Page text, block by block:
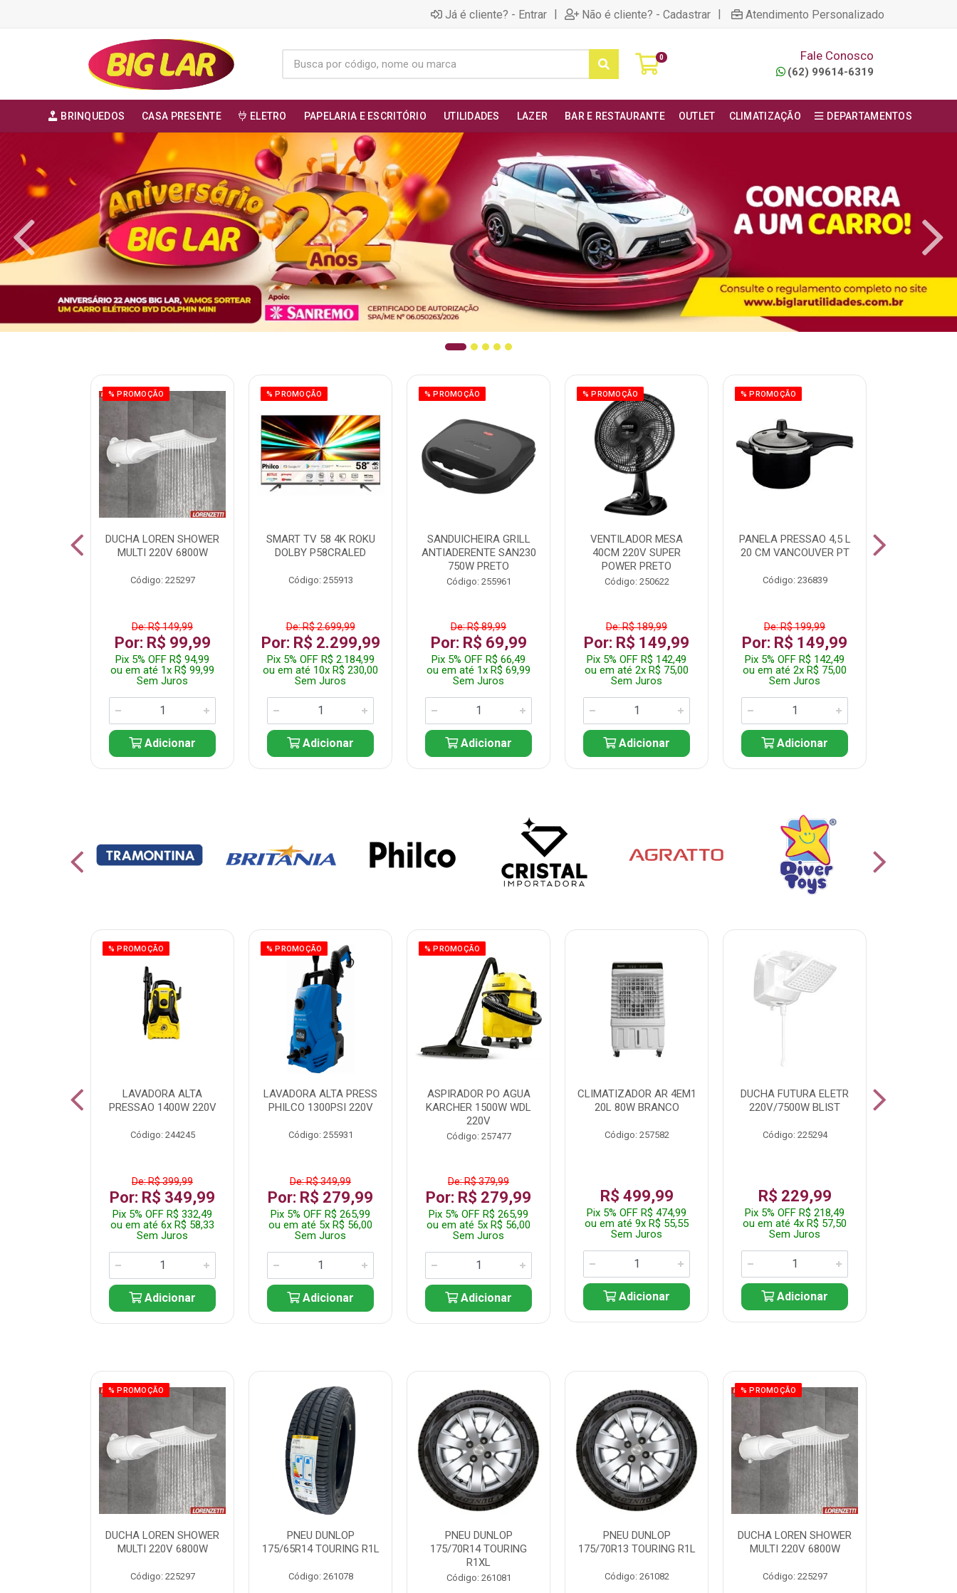
Já é cliente? - Entrar | Não é cliente? - Cadastrar | Atendimento Personalizado
0 Fale Conosco
(62) 99614-6319
BRINQUEDOS CASA PRESENTE ELETRO PAPELARIA E ESCRITÓRIO UTILIDADES LAZER BAR E RESTAURANTE OUTLET CLIMATIZAÇÃO DEPARTAMENTOS
% PROMOÇÃO
DUCHA LOREN SHOWER
MULTI 220V 6800W
Código: 225297
De: R$ 149,99
Por: R$ 99,99
Pix 5% OFF R$ 94,99
ou em até 1x R$ 99,99
Sem Juros
Adicionar
% PROMOÇÃO
SMART TV 58 4K ROKU
DOLBY P58CRALED
Código: 255913
De: R$ 2.699,99
Por: R$ 2.299,99
Pix 5% OFF R$ 2.184,99
ou em até 10x R$ 230,00
Sem Juros
Adicionar
% PROMOÇÃO
SANDUICHEIRA GRILL
ANTIADERENTE SAN230
750W PRETO
Código: 255961
De: R$ 89,99
Por: R$ 69,99
Pix 5% OFF R$ 66,49
ou em até 1x R$ 69,99
Sem Juros
Adicionar
% PROMOÇÃO
VENTILADOR MESA
40CM 220V SUPER
POWER PRETO
Código: 250622
De: R$ 189,99
Por: R$ 149,99
Pix 5% OFF R$ 142,49
ou em até 2x R$ 75,00
Sem Juros
Adicionar
% PROMOÇÃO
PANELA PRESSAO 4,5 L
20 CM VANCOUVER PT
Código: 236839
De: R$ 199,99
Por: R$ 149,99
Pix 5% OFF R$ 142,49
ou em até 2x R$ 75,00
Sem Juros
Adicionar
% PROMOÇÃO
LAVADORA ALTA
PRESSAO 1400W 220V
Código: 244245
De: R$ 399,99
Por: R$ 349,99
Pix 5% OFF R$ 332,49
ou em até 6x R$ 58,33
Sem Juros
Adicionar
% PROMOÇÃO
LAVADORA ALTA PRESS
PHILCO 1300PSI 220V
Código: 255931
De: R$ 349,99
Por: R$ 279,99
Pix 5% OFF R$ 265,99
ou em até 5x R$ 56,00
Sem Juros
Adicionar
% PROMOÇÃO
ASPIRADOR PO AGUA
KARCHER 1500W WDL
220V
Código: 257477
De: R$ 379,99
Por: R$ 279,99
Pix 5% OFF R$ 265,99
ou em até 5x R$ 56,00
Sem Juros
Adicionar
CLIMATIZADOR AR 4EM1
20L 80W BRANCO
Código: 257582
R$ 499,99
Pix 5% OFF R$ 474,99
ou em até 9x R$ 55,55
Sem Juros
Adicionar
DUCHA FUTURA ELETR
220V/7500W BLIST
Código: 225294
R$ 229,99
Pix 5% OFF R$ 218,49
ou em até 4x R$ 57,50
Sem Juros
Adicionar
% PROMOÇÃO
DUCHA LOREN SHOWER
MULTI 220V 6800W
Código: 225297
PNEU DUNLOP
175/65R14 TOURING R1L
Código: 261078
PNEU DUNLOP
175/70R14 TOURING
R1XL
Código: 261081
PNEU DUNLOP
175/70R13 TOURING R1L
Código: 261082
% PROMOÇÃO
DUCHA LOREN SHOWER
MULTI 220V 6800W
Código: 225297